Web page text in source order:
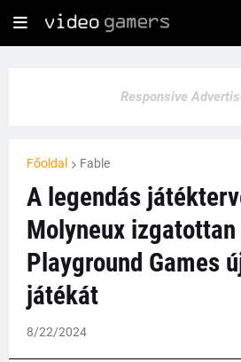
Responsive
Főoldal Fable
A legendás
Molyneux
Playground Games
játékát
8/22/2024